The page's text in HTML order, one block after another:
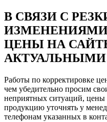
В СВЯЗИ С
ЦЕНЫ НА
Работы по корректировке
чем убедительно просим
неприятных ситуаций, цены
продукцию уточнять у
телефонам указанных в